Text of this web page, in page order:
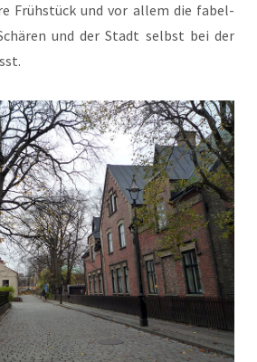
Früh­stück und vor allem die fabel­
und der Stadt selb­st bei der